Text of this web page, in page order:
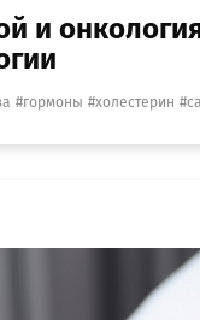
и
гормоны холестерин